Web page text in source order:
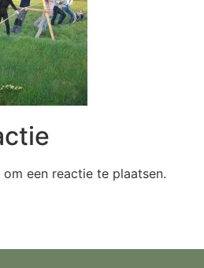
om een reactie te plaatsen.